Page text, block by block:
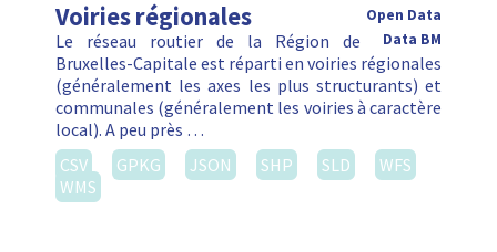
Voiries régionales
Open Data
Data BM
Le réseau routier de la Région de
Bruxelles-Capitale est réparti en voiries régionales
(généralement les axes les plus structurants) et
communales (généralement les voiries à caractère
local). A peu près …
CSV
GPKG JSON SHP SLD
WFS
WMS